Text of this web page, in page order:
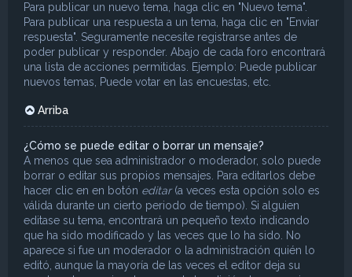
Para publicar un nuevo tema, haga clic en "Nuevo tema".
Para publicar una respuesta a un tema, haga clic en "Enviar
respuesta". Seguramente necesite registrarse antes de
poder publicar y responder. Abajo de cada foro encontrará
una lista de acciones permitidas. Ejemplo: Puede publicar
nuevos temas, Puede votar en las encuestas, etc.
Arriba
¿Cómo se puede editar o borrar un mensaje?
A menos que sea administrador o moderador, solo puede
borrar o editar sus propios mensajes. Para editarlos debe
hacer clic en en botón editar(a veces esta opción solo es
válida durante un cierto periodo de tiempo). Si alguien
editase su tema, encontrará un pequeño texto indicando
que ha sido modificado y las veces que lo ha sido. No
aparece si fue un moderador o la administración quién lo
editó, aunque la mayoría de las veces el editor deja su